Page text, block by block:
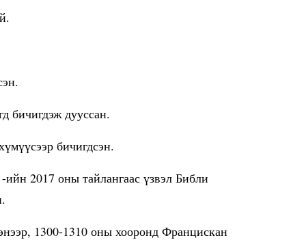
бичигдэж дууссан.
бичигдсэн.
2017 оны тайлангаас үзвэл Библи
1300-1310 оны хооронд Францискан